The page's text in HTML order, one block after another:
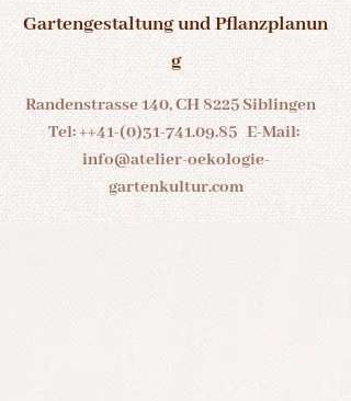
Gartengestaltung und Pflanzplanun​
g
Randenstrasse 140, CH 8225 Siblingen
Tel: ++41-(0)31-741.09.85 E-Mail:
info@atelier-oekologie-
gartenkultur.com